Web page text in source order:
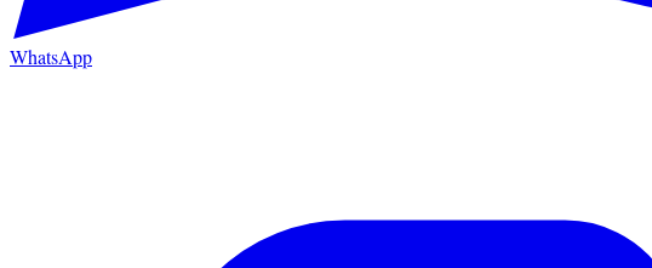
WhatsApp